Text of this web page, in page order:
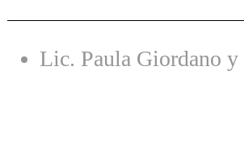
Lic. Paula Giordano